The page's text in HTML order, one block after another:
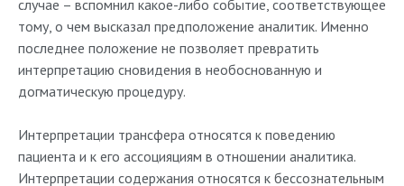
случае – вспомнил какое-либо событие, соответствующее
тому, о чем высказал предположение аналитик. Именно
последнее положение не позволяет превратить
интерпретацию сновидения в необоснованную и
догматическую процедуру.
Интерпретации трансфера относятся к поведению
пациента и к его ассоцияциям в отношении аналитика.
Интерпретации содержания относятся к бессознательным